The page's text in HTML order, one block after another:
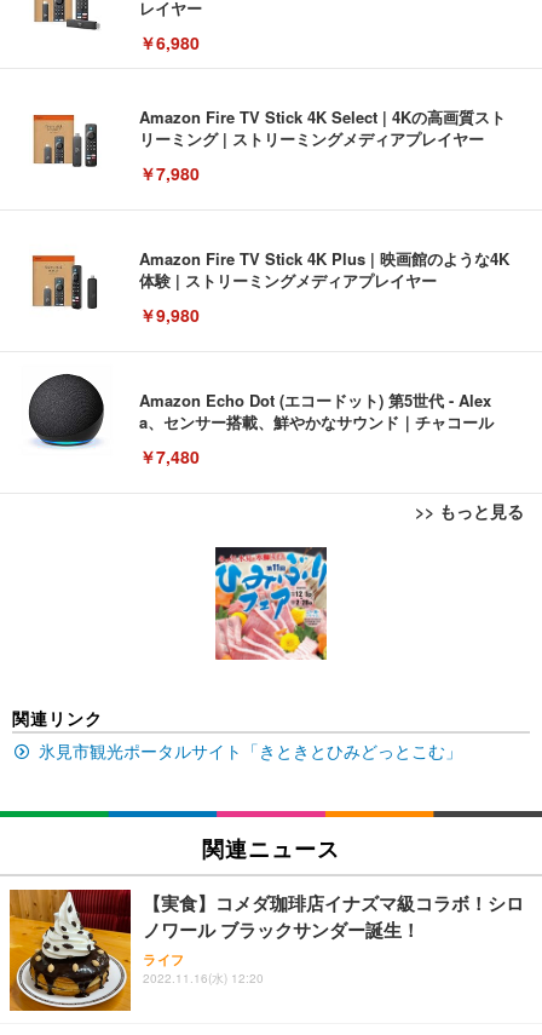
レイヤー
￥6,980
Amazon Fire TV Stick 4K Select | 4Kの高画質スト
リーミング | ストリーミングメディアプレイヤー
￥7,980
Amazon Fire TV Stick 4K Plus | 映画館のような4K
体験 | ストリーミングメディアプレイヤー
￥9,980
Amazon Echo Dot (エコードット) 第5世代 - Alex
a、センサー搭載、鮮やかなサウンド｜チャコール
￥7,480
>> もっと見る
[EdoErgo] オフィスチェア 椅子 テレワーク 疲れな
い 跳ね上げ式アームレスト コンパクト 約105度ロッ
キング pc 事務椅子 360度回転 座面昇降 強化ナイロ
ン樹脂ベース 通気性メッシュ 在宅ワーク H-WY01
(黒網+黒枠+黒足)
ュチェア 人間工学 疲れない ブラック
￥27,999
Sezlife オフィスチェア デスクチェア 疲れない テレ
ワーク チェア 強化バックレスト 30度ロッキング機
レスト 3Dヘッドレスト ハンガー付き 高反発クッシ
ョン PCチェア 通気性メッシュ ゲーミング/勉強/事
務用 おしゃれ パソコンチェア (ブラック)
￥7,680
Sezlife オフィスチェア デスクチェア 疲れない テレ
EIZO ビジネス向けプレミアムモニター | FlexScan
EV3240X-WT | 31.5型4K UHD・USB Type-C・ホワ
￥105,595
イト
【純正品】27"ゲーミングモニター DualSense 充電
フック付き（CFI-ZDM1J）
￥49,979
【整備済み品】Dell E2724HS 27インチ 液晶モニタ
Amazonベーシック ペットシーツ 薄型 レギュラー 1
回使い捨て 無香料 ホワイト 300枚
x2袋(84枚) ホワイト(吸収面:ライトブルー)
￥3,234
ネオ・ルーライフ ネオ・オムツ L 中型犬用 26枚入
り 単品
￥1,800
Smart Basic(スマートベーシック) 【Amazon.co.jp
関連リンク
氷見市観光ポータルサイト「きときとひみどっとこむ」
関連ニュース
【実食】コメダ珈琲店イナズマ級コラボ！シロ
ノワール ブラックサンダー誕生！
ライフ
2022.11.16(水) 12:20